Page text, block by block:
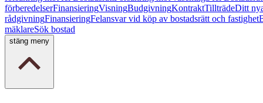
förberedelserFinansieringVisningBudgivningKontraktTillträdeDitt
rådgivningFinansieringFelansvar vid köp av bostadsrätt och fastighet
mäklareSök bostad
stäng meny